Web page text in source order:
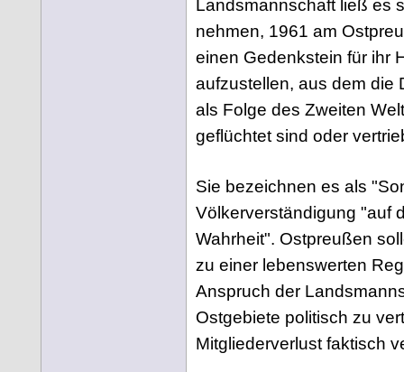
Landsmannschaft ließ es
nehmen, 1961 am
einen Gedenkstein für ihr
aufzustellen, aus dem die
als Folge des Zweiten
geflüchtet sind oder
Sie bezeichnen es als
Völkerverständigung "auf
Wahrheit". Ostpreußen
zu einer lebenswerten
Anspruch der
Ostgebiete politisch zu
Mitgliederverlust faktisch